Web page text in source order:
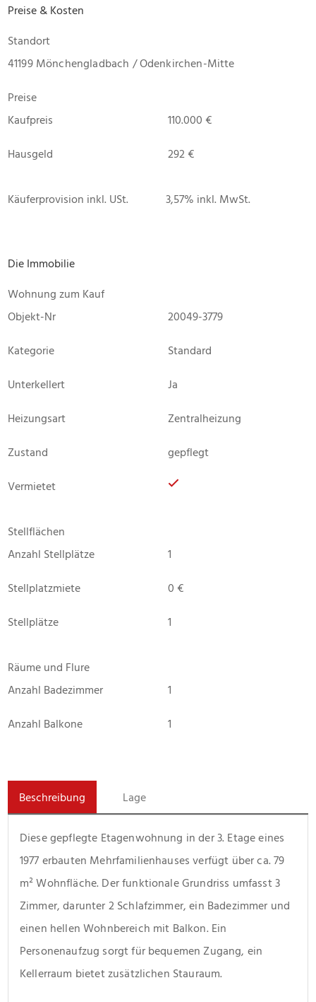
Preise & Kosten
Standort
41199 Mönchengladbach / Odenkirchen-Mitte
Preise
Kaufpreis
110.000 €
Hausgeld
292 €
Käuferprovision inkl. USt. 3,57% inkl. MwSt.
Die Immobilie
Wohnung zum Kauf
Objekt-Nr
20049-3779
Kategorie
Standard
Unterkellert
Ja
Heizungsart
Zentralheizung
Zustand
gepflegt
Vermietet
Stellflächen
Anzahl Stellplätze
1
Stellplatzmiete
0 €
Stellplätze
1
Räume und Flure
Anzahl Badezimmer
1
Anzahl Balkone
1
Beschreibung Lage
Diese gepflegte Etagenwohnung in der 3. Etage eines
1977 erbauten Mehrfamilienhauses verfügt über ca. 79
m² Wohnfläche. Der funktionale Grundriss umfasst 3
Zimmer, darunter 2 Schlafzimmer, ein Badezimmer und
einen hellen Wohnbereich mit Balkon. Ein
Personenaufzug sorgt für bequemen Zugang, ein
Kellerraum bietet zusätzlichen Stauraum.